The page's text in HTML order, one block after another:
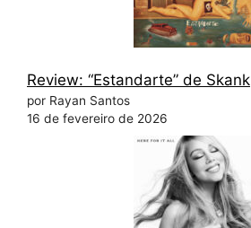
Review: “Estandarte” de Skank
por Rayan Santos
16 de fevereiro de 2026